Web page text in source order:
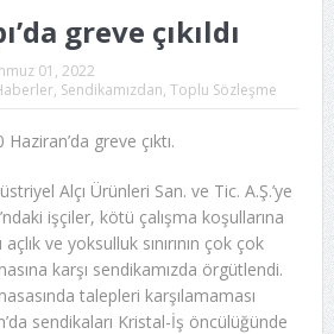
greve çıkıldı
01, 2022
, Sendikamızdan, Toplu Sözleşme
greve çıktı.
Alçı Ürünleri San. ve Tic. A.Ş.’ye
işçiler, kötü çalışma koşullarına
açlık ve yoksulluk sınırının çok çok
karşı sendikamızda örgütlendi.
talepleri karşılamaması
sendikaları Kristal-İş öncülüğünde